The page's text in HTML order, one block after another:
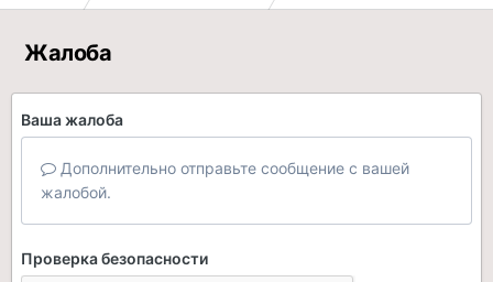
Жалоба
Ваша жалоба
Дополнительно отправьте сообщение с вашей
жалобой.
Проверка безопасности